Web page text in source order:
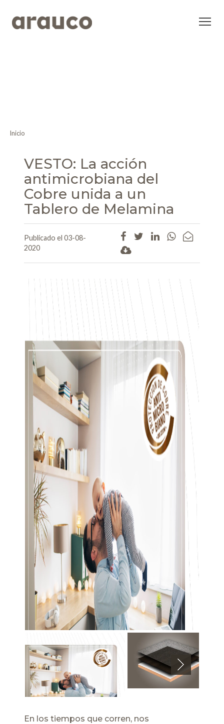
Inicio
VESTO: La acción
antimicrobiana del
Cobre unida a un
Tablero de Melamina
Publicado el 03-08-
2020
Next
En los tiempos que corren, nos